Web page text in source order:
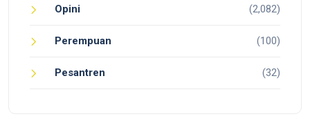
Opini (2,082)
Perempuan (100)
Pesantren (32)